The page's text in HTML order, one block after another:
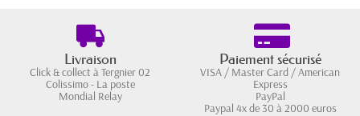
Livraison
Click & collect à Tergnier 02
Colissimo - La poste
Mondial Relay
Paiement sécurisé
VISA / Master Card / American
Express
PayPal
Paypal 4x de 30 à 2000 euros